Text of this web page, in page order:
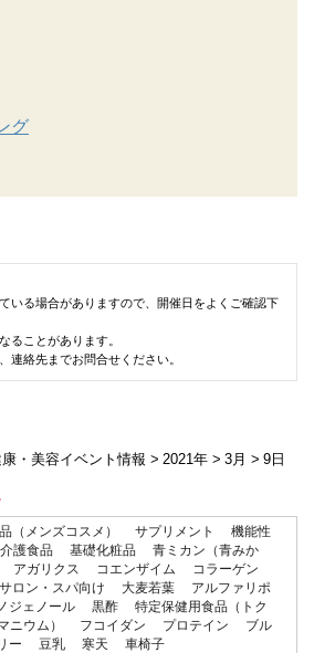
グ
いる場合がありますので、開催日をよくご確認下
ることがあります。
連絡先までお問合せください。
・美容イベント情報 > 2021年> 3月 > 9日
（メンズコスメ） サプリメント
機能性
介護食品 基礎化粧品
青ミカン（青みか
アガリクス コエンザイム
コラーゲン
ロン・スパ向け 大麦若葉
アルファリポ
ジェノール 黒酢
特定保健用食品（トク
ニウム） フコイダン プロテイン
ブル
ー
豆乳 寒天 車椅子